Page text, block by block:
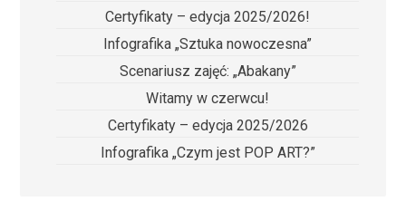
Certyfikaty – edycja 2025/2026!
Infografika „Sztuka nowoczesna”
Scenariusz zajęć: „Abakany”
Witamy w czerwcu!
Certyfikaty – edycja 2025/2026
Infografika „Czym jest POP ART?”